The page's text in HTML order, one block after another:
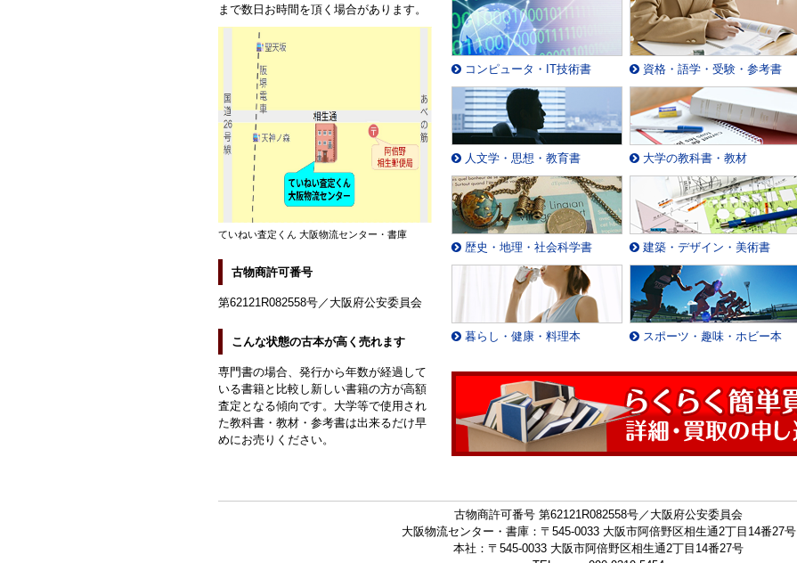
コンピュータ・IT技術書 資格・語学・受験・参考書
人文学・思想・教育書 大学の教科書・教材
歴史・地理・社会科学書 建築・デザイン・美術書
暮らし・健康・料理本 スポーツ・趣味・ホビー本
まで数日お時間を頂く場合があります。
ていねい査定くん 大阪物流センター・書庫
古物商許可番号
第62121R082558号／大阪府公安委員会
こんな状態の古本が高く売れます
専門書の場合、発行から年数が経過して
いる書籍と比較し新しい書籍の方が高額
査定となる傾向です。大学等で使用され
た教科書・教材・参考書は出来るだけ早
めにお売りください。
古物商許可番号 第62121R082558号／大阪府公安委員会
大阪物流センター・書庫：〒545-0033 大阪市阿倍野区相生通2丁目14番27号
本社：〒545-0033 大阪市阿倍野区相生通2丁目14番27号